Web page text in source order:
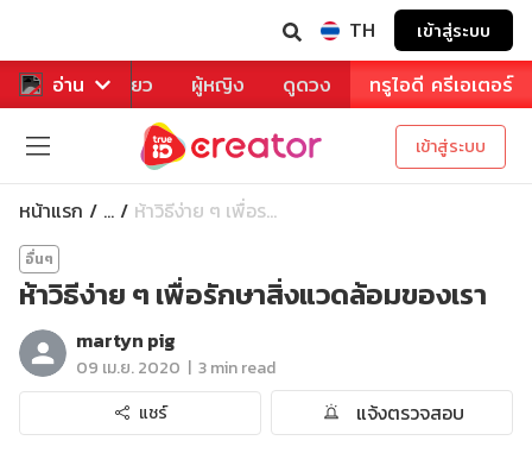
TH เข้าสู่ระบบ
อ่าน
หาร ท่องเที่ยว ผู้หญิง ดูดวง ทรูไอดี ครีเอเตอร์
เข้าสู่ระบบ
หน้าแรก ... ห้าวิธีง่าย ๆ เพื่อร...
อื่นๆ
ห้าวิธีง่าย ๆ เพื่อรักษาสิ่งแวดล้อมของเรา
martyn pig
09 เม.ย. 2020 | 3 min read
แชร์
แจ้งตรวจสอบ